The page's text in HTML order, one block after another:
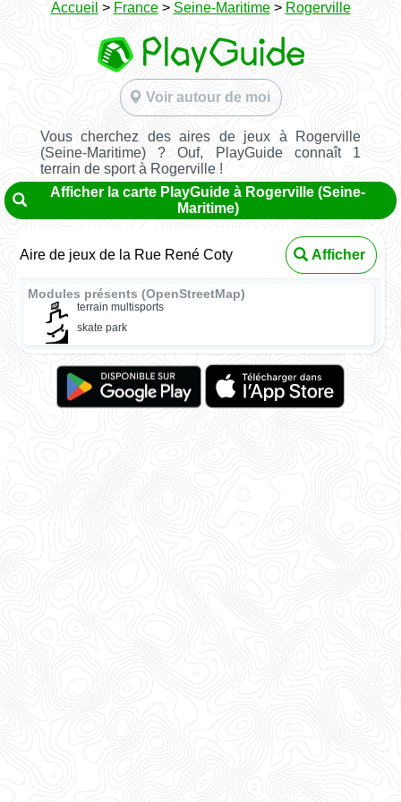
Accueil > France> Seine-Maritime> Rogerville
Voir autour de moi
Vous cherchez des aires de jeux à Rogerville
(Seine-Maritime) ? Ouf, PlayGuide connaît 1
terrain de sport à Rogerville !
Afficher la carte PlayGuide à Rogerville (Seine-
Maritime)
Aire de jeux de la Rue René Coty Afficher
Modules présents (OpenStreetMap)
terrain multisports
skate park